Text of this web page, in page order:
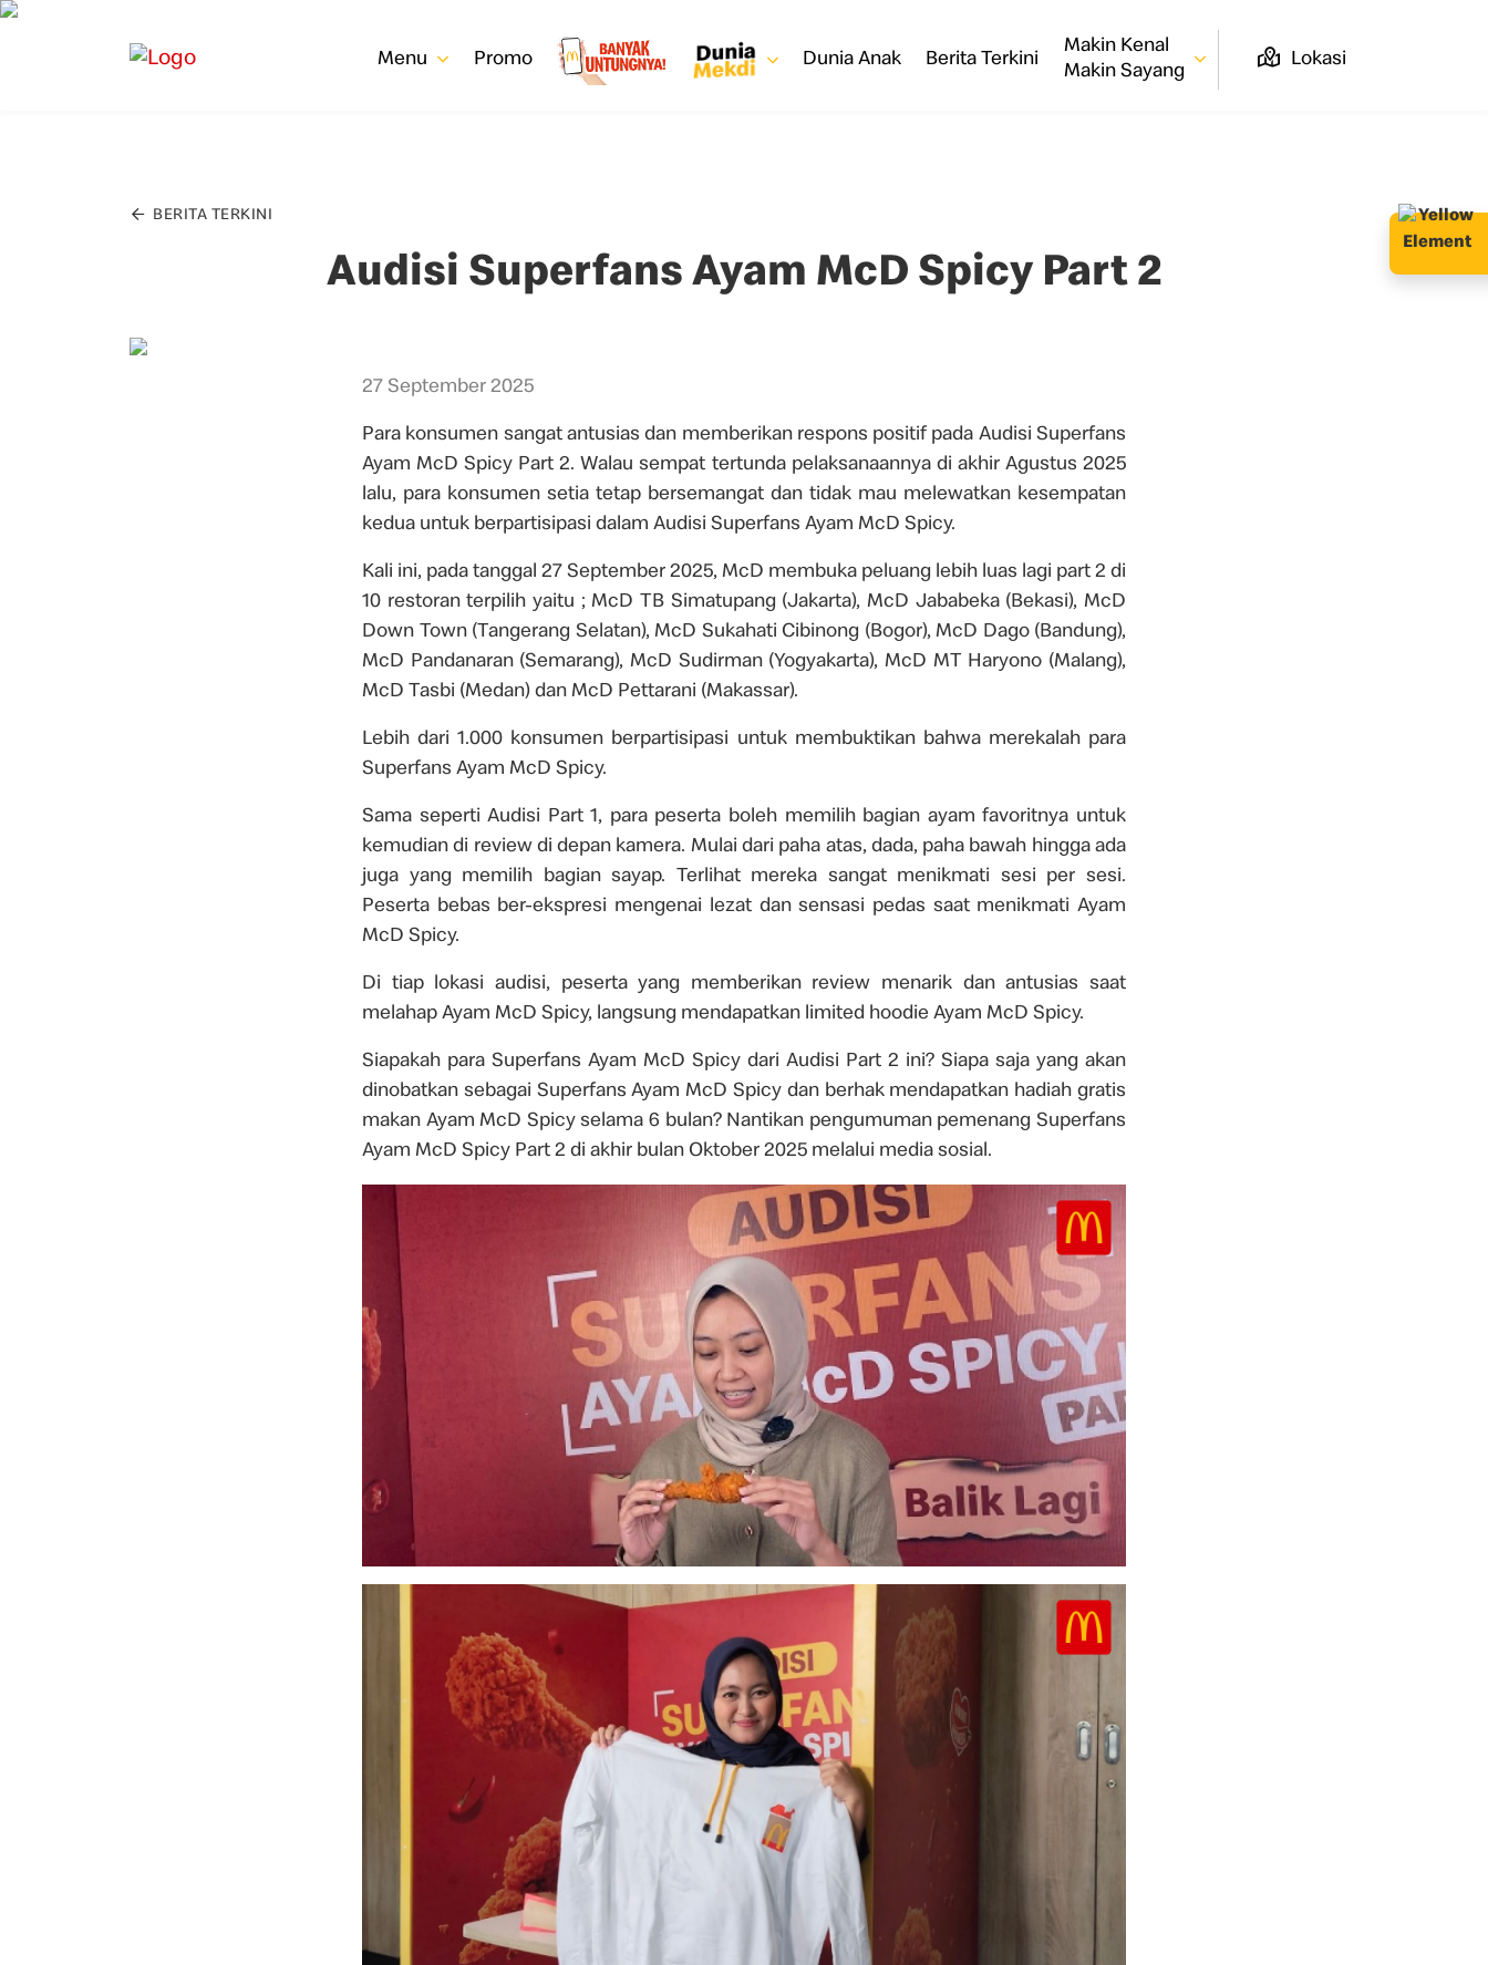
Menu Promo Dunia Anak Berita Terkini
Makin Kenal
Makin Sayang
Lokasi
BERITA TERKINI
Audisi Superfans Ayam McD Spicy Part 2
27 September 2025
Para konsumen sangat antusias dan memberikan respons positif pada Audisi Superfans
Ayam McD Spicy Part 2. Walau sempat tertunda pelaksanaannya di akhir Agustus 2025
lalu, para konsumen setia tetap bersemangat dan tidak mau melewatkan kesempatan
kedua untuk berpartisipasi dalam Audisi Superfans Ayam McD Spicy.
Kali ini, pada tanggal 27 September 2025, McD membuka peluang lebih luas lagi part 2 di
10 restoran terpilih yaitu ; McD TB Simatupang (Jakarta), McD Jababeka (Bekasi), McD
Down Town (Tangerang Selatan), McD Sukahati Cibinong (Bogor), McD Dago (Bandung),
McD Pandanaran (Semarang), McD Sudirman (Yogyakarta), McD MT Haryono (Malang),
McD Tasbi (Medan) dan McD Pettarani (Makassar).
Lebih dari 1.000 konsumen berpartisipasi untuk membuktikan bahwa merekalah para
Superfans Ayam McD Spicy.
Sama seperti Audisi Part 1, para peserta boleh memilih bagian ayam favoritnya untuk
kemudian di review di depan kamera. Mulai dari paha atas, dada, paha bawah hingga ada
juga yang memilih bagian sayap. Terlihat mereka sangat menikmati sesi per sesi.
Peserta bebas ber-ekspresi mengenai lezat dan sensasi pedas saat menikmati Ayam
McD Spicy.
Di tiap lokasi audisi, peserta yang memberikan review menarik dan antusias saat
melahap Ayam McD Spicy, langsung mendapatkan limited hoodie Ayam McD Spicy.
Siapakah para Superfans Ayam McD Spicy dari Audisi Part 2 ini? Siapa saja yang akan
dinobatkan sebagai Superfans Ayam McD Spicy dan berhak mendapatkan hadiah gratis
makan Ayam McD Spicy selama 6 bulan? Nantikan pengumuman pemenang Superfans
Ayam McD Spicy Part 2 di akhir bulan Oktober 2025 melalui media sosial.